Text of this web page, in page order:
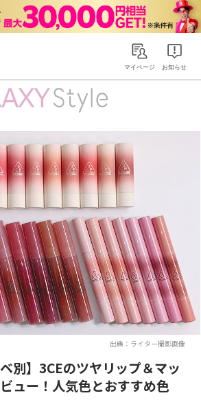
Rakuten RAXYマイページ お知らせ
出典：ライター撮影画像
別】3CEのツヤリップ＆マッ
ュー！人気色とおすすめ色